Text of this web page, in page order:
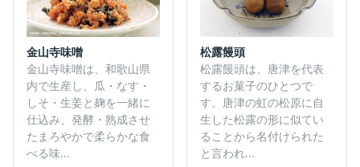
金山寺味噌
金山寺味噌は、和歌山県
内で生産し、瓜・なす・
しそ・生姜と麹を一緒に
仕込み、発酵・熟成させ
たまろやかで柔らかな食
べる味...
松露饅頭
松露饅頭は、唐津を代表
するお菓子のひとつで
す。唐津の虹の松原に自
生した松露の形に似てい
ることから名付けられた
と言われ...